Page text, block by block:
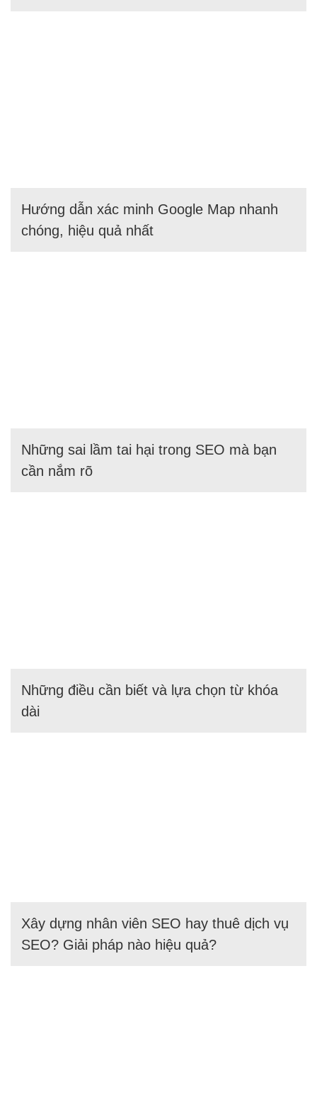
Hướng dẫn xác minh Google Map nhanh
chóng, hiệu quả nhất
Những sai lầm tai hại trong SEO mà bạn
cần nắm rõ
Những điều cần biết và lựa chọn từ khóa
dài
Xây dựng nhân viên SEO hay thuê dịch vụ
SEO? Giải pháp nào hiệu quả?